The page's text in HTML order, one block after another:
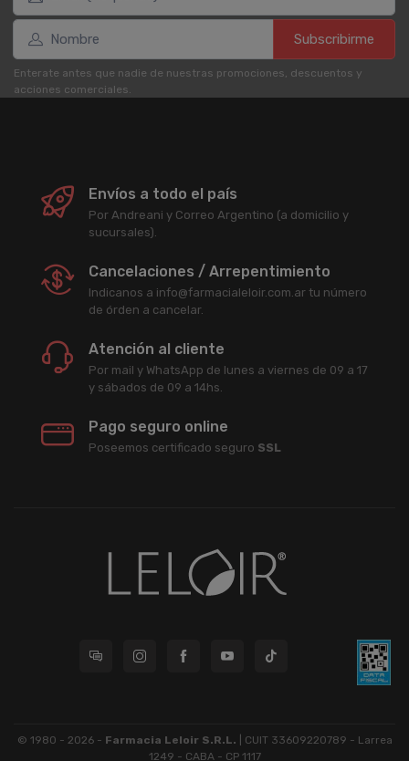
Subscribirme
Enterate antes que nadie de nuestras promociones, descuentos y
acciones comerciales.
Envíos a todo el país
Por Andreani y Correo Argentino (a domicilio y
sucursales).
Cancelaciones / Arrepentimiento
Indicanos a info@farmacialeloir.com.ar tu número
de órden a cancelar.
Atención al cliente
Por mail y WhatsApp de lunes a viernes de 09 a 17
y sábados de 09 a 14hs.
Pago seguro online
Poseemos certificado seguro SSL
© 1980 - 2026 - Farmacia Leloir S.R.L. | CUIT 33609220789 - Larrea
1249 - CABA - CP 1117